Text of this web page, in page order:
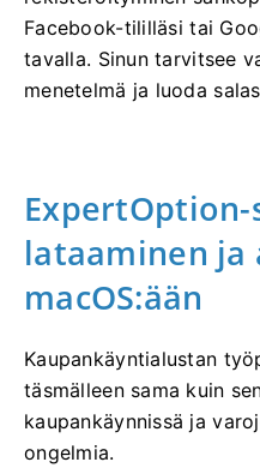
Facebook-tililläsi tai
tavalla. Sinun tarvitsee
menetelmä ja luoda
lataaminen ja
macOS:ään
Kaupankäyntialustan
täsmälleen sama kuin
kaupankäynnissä ja
ongelmia.